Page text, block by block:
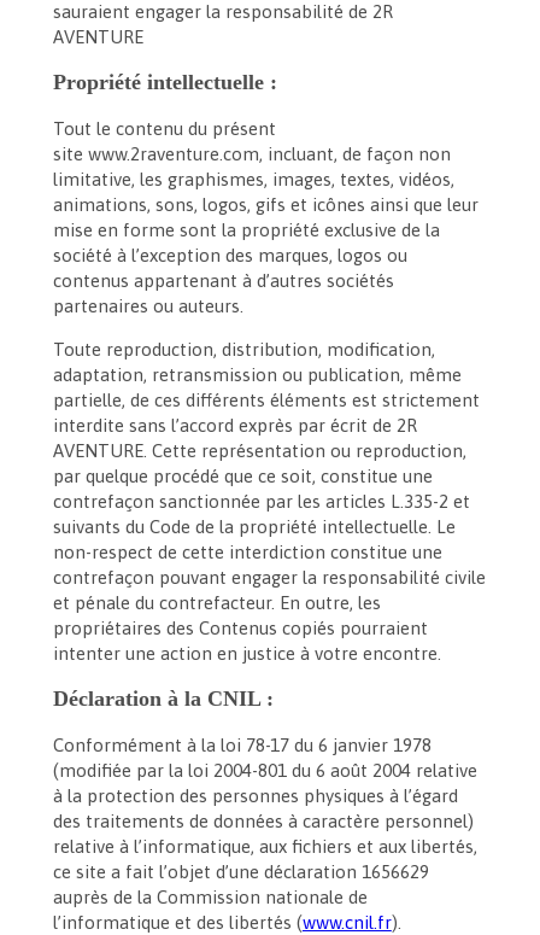
sauraient engager la responsabilité de 2R
AVENTURE
Propriété intellectuelle :
Tout le contenu du présent
site www.2raventure.com, incluant, de façon non
limitative, les graphismes, images, textes, vidéos,
animations, sons, logos, gifs et icônes ainsi que leur
mise en forme sont la propriété exclusive de la
société à l’exception des marques, logos ou
contenus appartenant à d’autres sociétés
partenaires ou auteurs.
Toute reproduction, distribution, modification,
adaptation, retransmission ou publication, même
partielle, de ces différents éléments est strictement
interdite sans l’accord exprès par écrit de 2R
AVENTURE. Cette représentation ou reproduction,
par quelque procédé que ce soit, constitue une
contrefaçon sanctionnée par les articles L.335-2 et
suivants du Code de la propriété intellectuelle. Le
non-respect de cette interdiction constitue une
contrefaçon pouvant engager la responsabilité civile
et pénale du contrefacteur. En outre, les
propriétaires des Contenus copiés pourraient
intenter une action en justice à votre encontre.
Déclaration à la CNIL :
Conformément à la loi 78-17 du 6 janvier 1978
(modifiée par la loi 2004-801 du 6 août 2004 relative
à la protection des personnes physiques à l’égard
des traitements de données à caractère personnel)
relative à l’informatique, aux fichiers et aux libertés,
ce site a fait l’objet d’une déclaration 1656629
auprès de la Commission nationale de
l’informatique et des libertés (www.cnil.fr).